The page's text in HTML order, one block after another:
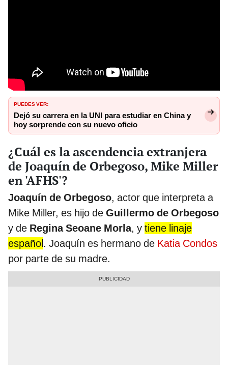
PUEDES VER:
Dejó su carrera en la UNI para estudiar en China y
hoy sorprende con su nuevo oficio
¿Cuál es la ascendencia extranjera
de Joaquín de Orbegoso, Mike Miller
en 'AFHS'?
Joaquín de Orbegoso, actor que interpreta a
Mike Miller, es hijo de Guillermo de Orbegoso
y de Regina Seoane Morla, y tiene linaje
español. Joaquín es hermano de Katia Condos
por parte de su madre.